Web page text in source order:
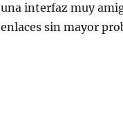
una interfaz muy
enlaces sin mayor